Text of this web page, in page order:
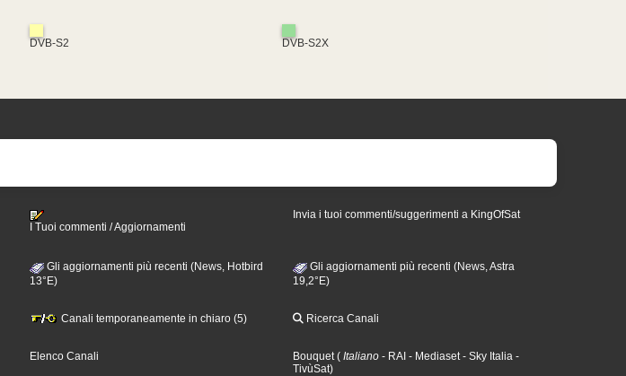
DVB-S2 DVB-S2X
I Tuoi commenti / Aggiornamenti
Invia i tuoi commenti/suggerimenti a KingOfSat
Gli aggiornamenti più recenti (News, Hotbird
13°E)
Gli aggiornamenti più recenti (News, Astra
19,2°E)
Canali temporaneamente in chiaro (5) Ricerca Canali
Elenco Canali Bouquet ( Italiano - RAI - Mediaset - Sky Italia -
TivùSat)